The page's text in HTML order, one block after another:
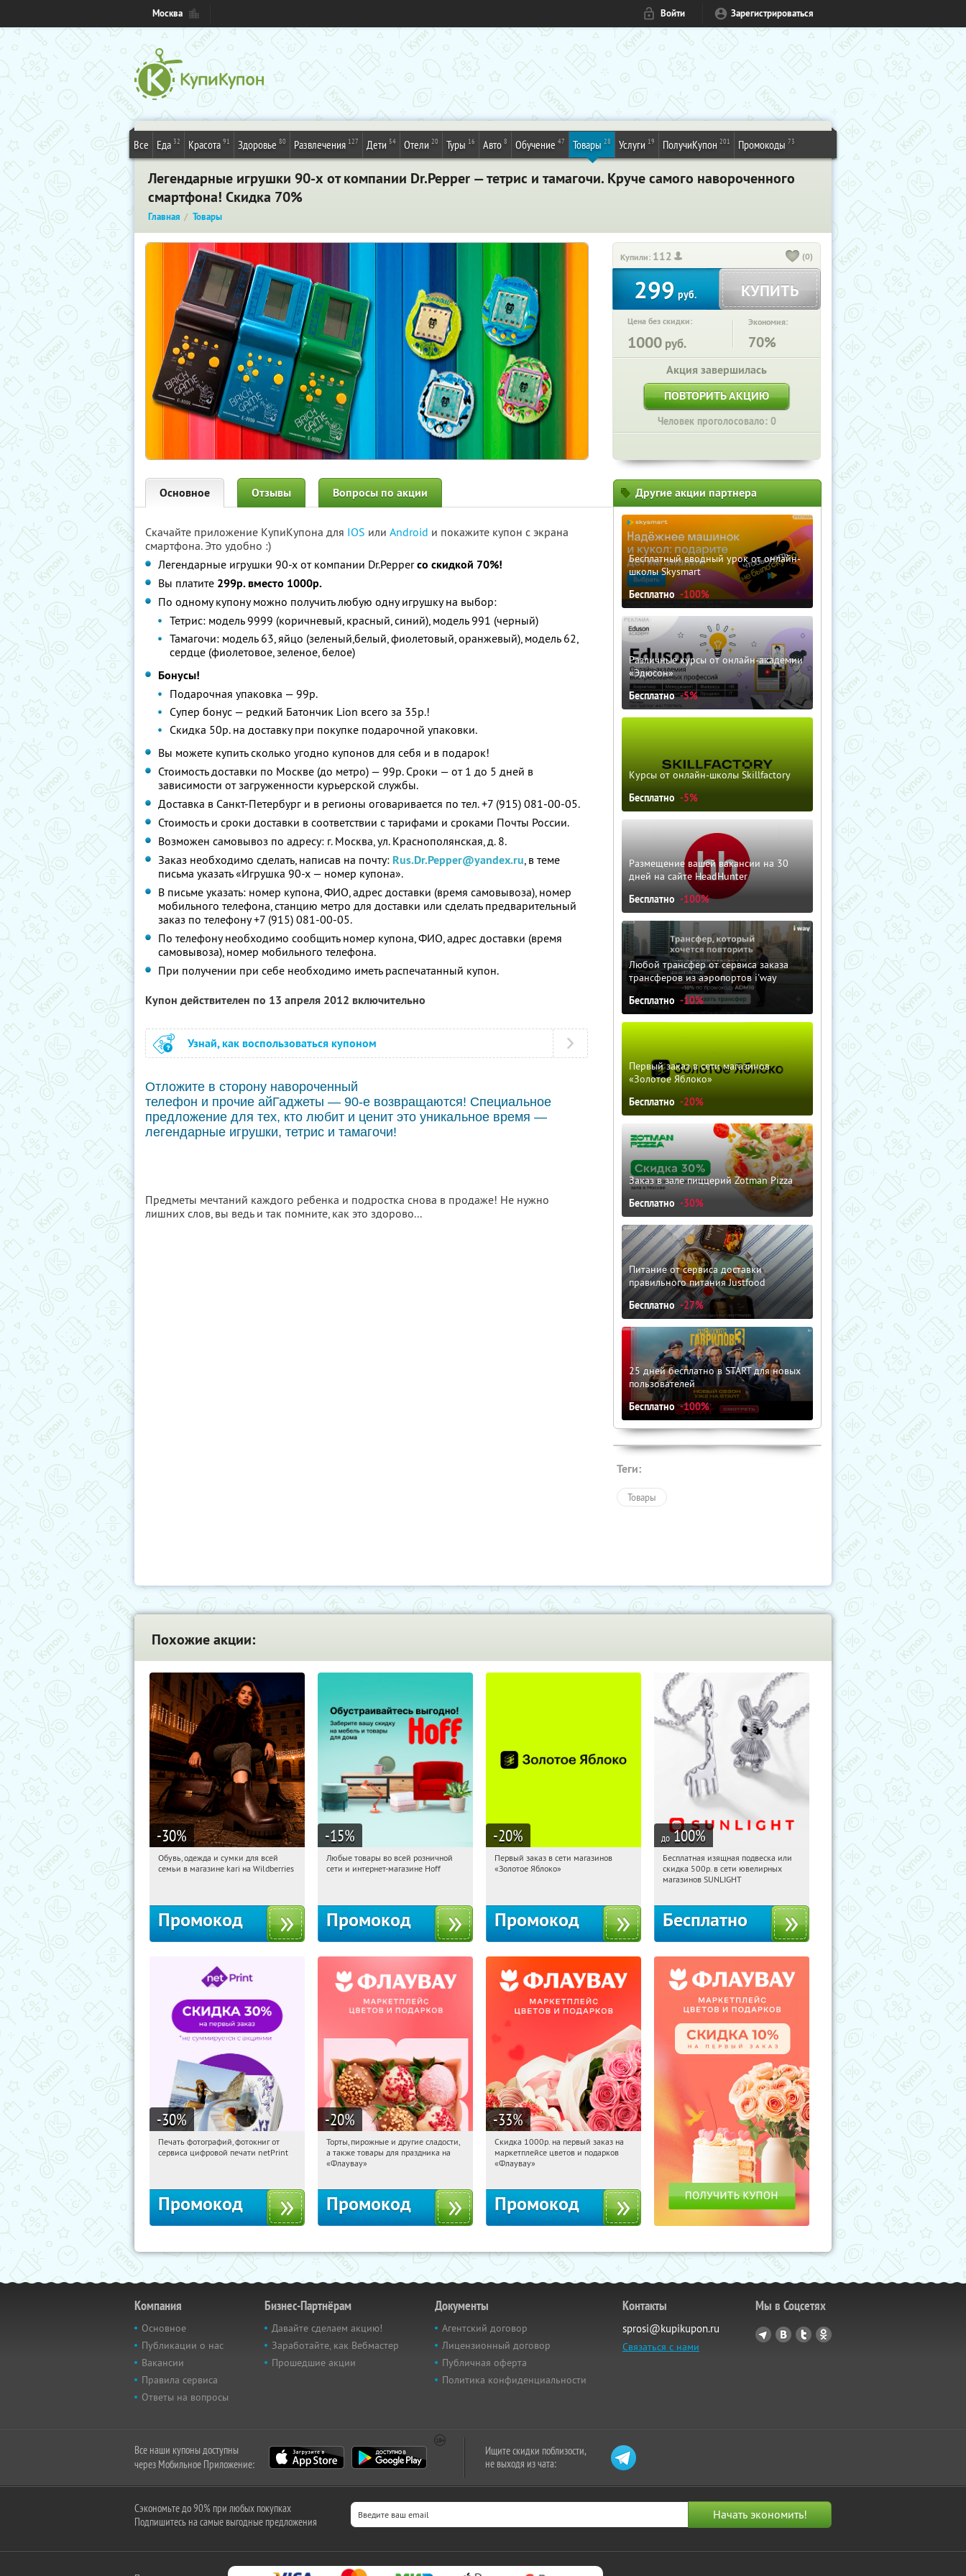
Москва Войти Зарегистрироваться
Все Еда 32 Красота 91 Здоровье 80 Развлечения 127 Дети 54 Отели 20 Туры 16 Авто 8 Обучение 47 Товары 28 Услуги 19 ПолучиКупон 201 Промокоды 73
Легендарные игрушки 90-х от компании Dr.Pepper — тетрис и тамагочи. Круче самого навороченного
смартфона! Скидка 70%
Главная Товары
Купили: 112 (0)
299 руб. КУПИТЬ
Цена без скидки:
1000 руб.
Экономия:
70%
Акция завершилась
ПОВТОРИТЬ АКЦИЮ
Человек проголосовало: 0
Основное Отзывы Вопросы по акции
Скачайте приложение КупиКупона для IOS или Android и покажите купон с экрана
смартфона. Это удобно :)
Легендарные игрушки 90-х от компании Dr.Pepperсо скидкой 70%!
Вы платите 299р. вместо 1000р.
По одному купону можно получить любую одну игрушку на выбор:
Тетрис: модель 9999 (коричневый, красный, синий), модель 991 (черный)
Тамагочи: модель 63, яйцо (зеленый,белый, фиолетовый, оранжевый), модель 62,
сердце (фиолетовое, зеленое, белое)
Бонусы!
Подарочная упаковка — 99р.
Супер бонус — редкий Батончик Lion всего за 35р.!
Скидка 50р. на доставку при покупке подарочной упаковки.
Вы можете купить сколько угодно купонов для себя и в подарок!
Стоимость доставки по Москве (до метро) — 99р. Сроки — от 1 до 5 дней в
зависимости от загруженности курьерской службы.
Доставка в Санкт-Петербург и в регионы оговаривается по тел. +7 (915) 081-00-05.
Стоимость и сроки доставки в соответствии с тарифами и сроками Почты России.
Возможен самовывоз по адресу: г. Москва, ул. Краснополянская, д. 8.
Заказ необходимо сделать, написав на почту: Rus.Dr.Pepper@yandex.ru, в теме
письма указать «Игрушка 90-х — номер купона».
В письме указать: номер купона, ФИО, адрес доставки (время самовывоза), номер
мобильного телефона, станцию метро для доставки или сделать предварительный
заказ по телефону +7 (915) 081-00-05.
По телефону необходимо сообщить номер купона, ФИО, адрес доставки (время
самовывоза), номер мобильного телефона.
При получении при себе необходимо иметь распечатанный купон.
Купон действителен по 13 апреля 2012 включительно
Узнай, как воспользоваться купоном
Отложите в сторону навороченный
телефон и прочие айГаджеты — 90-е возвращаются! Специальное
предложение для тех, кто любит и ценит это уникальное время —
легендарные игрушки, тетрис и тамагочи!
Предметы мечтаний каждого ребенка и подростка снова в продаже! Не нужно
лишних слов, вы ведь и так помните, как это здорово...
Другие акции партнера
Бесплатный вводный урок от онлайн-
школы Skysmart
Бесплатно -100%
Различные курсы от онлайн-академии
«Эдюсон»
Бесплатно -5%
Курсы от онлайн-школы Skillfactory
Бесплатно -5%
Размещение вашей вакансии на 30
дней на сайте HeadHunter
Бесплатно -100%
Любой трансфер от сервиса заказа
трансферов из аэропортов i'way
Бесплатно -10%
Первый заказ в сети магазинов
«Золотое Яблоко»
Бесплатно -20%
Заказ в зале пиццерий Zotman Pizza
Бесплатно -30%
Питание от сервиса доставки
правильного питания Justfood
Бесплатно -27%
25 дней бесплатно в START для новых
пользователей
Бесплатно -100%
Теги:
Товары
Похожие акции:
-30%
11:24:26 Получили:
Обувь, одежда и сумки для всей
семьи в магазине kari на Wildberries
Промокод
-15%
11:24:26 Получили:
Любые товары во всей розничной
сети и интернет-магазине Hoff
Промокод
-20%
11:24:26
Получи первым!
Первый заказ в сети магазинов
«Золотое Яблоко»
Промокод
до 100%
11:24:26 Получили:
Россия
Бесплатная изящная подвеска или
скидка 500р. в сети ювелирных
магазинов SUNLIGHT
Бесплатно
-30%
11:24:26 Получили:
Печать фотографий, фотокниг от
сервиса цифровой печати netPrint
Промокод
-20%
11:24:26 Получили:
Россия
Торты, пирожные и другие сладости,
а также товары для праздника на
«Флаувау»
Промокод
-33%
11:24:26 Получили:
Россия
Скидка 1000р. на первый заказ на
маркетплейсе цветов и подарков
«Флаувау»
Промокод
Компания
Основное
Публикации о нас
Вакансии
Правила сервиса
Ответы на вопросы
Бизнес-Партнёрам
Давайте сделаем акцию!
Заработайте, как Вебмастер
Прошедшие акции
Документы
Агентский договор
Лицензионный договор
Публичная оферта
Политика конфиденциальности
Контакты
sprosi@kupikupon.ru
Связаться с нами
Мы в Соцсетях
Все наши купоны доступны
через Мобильное Приложение:
Ищите скидки поблизости,
не выходя из чата:
Сэкономьте до 90% при любых покупках
Подпишитесь на самые выгодные предложения